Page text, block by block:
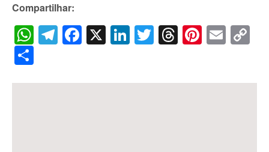
Compartilhar:
WhatsApp
Telegram
Facebook
X LinkedIn
Twitter
Threads